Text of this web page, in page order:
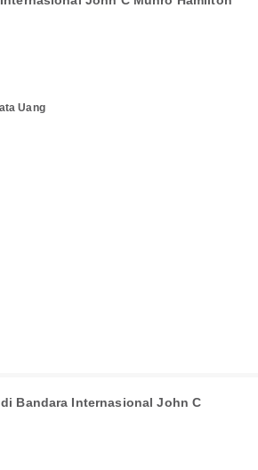
Uang
Bandara Internasional John C